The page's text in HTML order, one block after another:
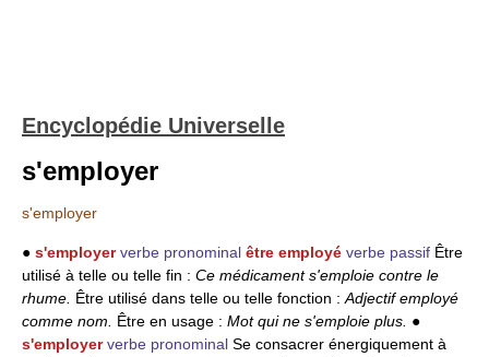
Encyclopédie Universelle
s'employer
s'employer
● s'employer verbe pronominal être employé verbe passif Être
utilisé à telle ou telle fin : Ce médicament s'emploie contre le
rhume. Être utilisé dans telle ou telle fonction : Adjectif employé
comme nom.
Être en usage : Mot qui ne s'emploie plus. ●
s'employer verbe pronominal Se consacrer énergiquement à